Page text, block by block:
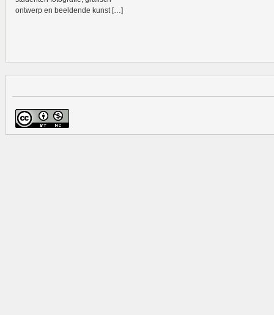
ontwerp en beeldende kunst […]